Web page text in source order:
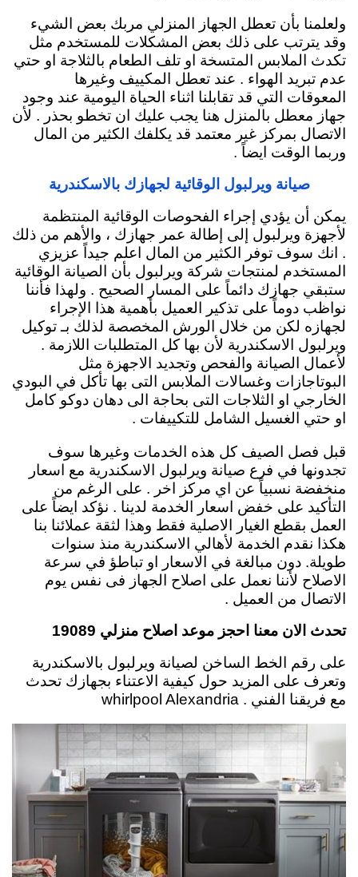
ولعلمنا بأن تعطل الجهاز المنزلي مربك بعض الشيء
وقد يترتب على ذلك بعض المشكلات للمستخدم مثل
تكدث الملابس المتسخة او تلف الطعام بالثلاجة او حتي
عدم تبريد الهواء . عند تعطل المكييف وغيرها
المعوقات التي قد تقابلنا اثناء الحياة اليومية عند وجود
جهاز معطل بالمنزل هنا يجب عليك ان تخطو بحذر . لأن
الاتصال بمركز غير معتمد قد يكلفك الكثير من المال
وربما الوقت ايضاً .
صيانة ويرلبول الوقائية لجهازك بالاسكندرية
يمكن أن يؤدي إجراء الفحوصات الوقائية المنتظمة
لأجهزة ويرلبول إلى إطالة عمر جهازك ، والأهم من ذلك
. انك سوف توفر الكثير من المال اعلم جيداً عزيزي
المستخدم لمنتجات شركة ويرلبول بأن الصيانة الوقائية
ستبقي جهازك دائماً على المسار الصحيح . ولهذا فأننا
نواظب دوماً على تذكير العميل بأهمية هذا الإجراء
لجهازه لكن من خلال الورش المخصصة لذلك بـ توكيل
ويرلبول الاسكندرية لأن بها كل المتطلبات اللازمة .
لأعمال الصيانة والفحص وتجديد الاجهزة مثل
البوتاجازات وغسالات الملابس التى بها تأكل في البودي
الخارجي او الثلاجات التى بحاجة الى دهان دوكو كامل
او حتي الغسيل الشامل للتكييفات .
قبل فصل الصيف كل هذه الخدمات وغيرها سوف
تجدونها في فرع صيانة ويرلبول الاسكندرية مع اسعار
منخفضة نسبياً عن اي مركز اخر . على الرغم من
التأكيد على خفض اسعار الخدمة لدينا . نؤكد ايضاً على
العمل بقطع الغيار الاصلية فقط وهذا لثقة عملائنا بنا
هكذا نقدم الخدمة لأهالي الاسكندرية منذ سنوات
طويلة. دون مبالغة في الاسعار او تباطؤ في سرعة
الاصلاح لأننا نعمل على اصلاح الجهاز فى نفس يوم
الاتصال من العميل .
تحدث الان معنا احجز موعد اصلاح منزلي 19089
على رقم الخط الساخن لصيانة ويرلبول بالاسكندرية
وتعرف على المزيد حول كيفية الاعتناء بجهازك تحدث
مع فريقنا الفني . whirlpool Alexandria